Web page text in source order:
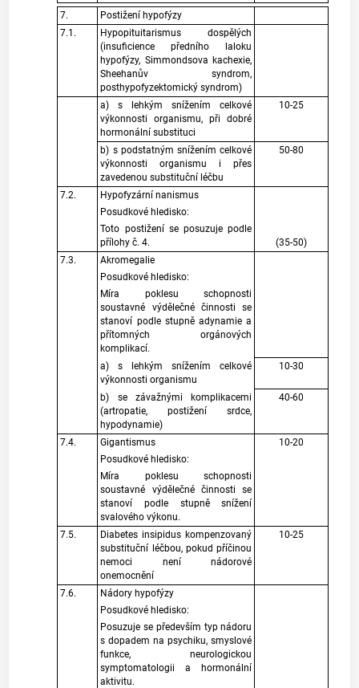
7.
Postižení hypofýzy
7.1.
Hypopituitarismus dospělých
(insuficience předního laloku
hypofýzy, Simmondsova kachexie,
Sheehanův syndrom,
posthypofyzektomický syndrom)
a) s lehkým snížením celkové
výkonnosti organismu, při dobré
hormonální substituci
10-25
b) s podstatným snížením celkové
výkonnosti organismu i přes
zavedenou substituční léčbu
50-80
7.2. Hypofyzární nanismus
(35-50)
Posudkové hledisko:
Toto postižení se posuzuje podle
přílohy č. 4.
7.3.
Akromegalie
Posudkové hledisko:
Míra poklesu schopnosti
soustavné výdělečné činnosti se
stanoví podle stupně adynamie a
přítomných orgánových
komplikací.
a) s lehkým snížením celkové
výkonnosti organismu
10-30
b) se závažnými komplikacemi
(artropatie, postižení srdce,
hypodynamie)
40-60
7.4. Gigantismus
10-20
Posudkové hledisko:
Míra poklesu schopnosti
soustavné výdělečné činnosti se
stanoví podle stupně snížení
svalového výkonu.
7.5.
Diabetes insipidus kompenzovaný
substituční léčbou, pokud příčinou
nemoci není nádorové
onemocnění
10-25
7.6.
Nádory hypofýzy
Posudkové hledisko:
Posuzuje se především typ nádoru
s dopadem na psychiku, smyslové
funkce, neurologickou
symptomatologii a hormonální
aktivitu.